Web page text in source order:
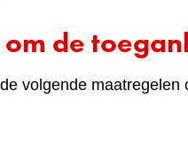
de
volgende